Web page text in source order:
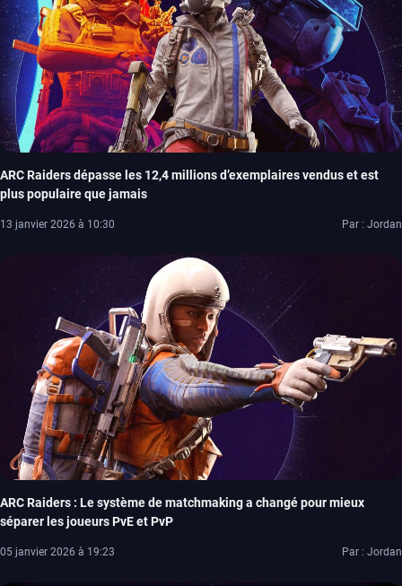
ARC Raiders dépasse les 12,4 millions d’exemplaires vendus et est
plus populaire que jamais
13 janvier 2026 à 10:30 Par : Jordan
ARC Raiders : Le système de matchmaking a changé pour mieux
séparer les joueurs PvE et PvP
05 janvier 2026 à 19:23 Par : Jordan